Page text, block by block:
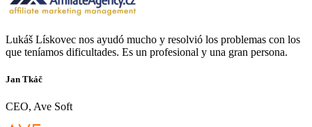
Lukáš Lískovec nos ayudó mucho y resolvió los problemas con los
que teníamos dificultades. Es un profesional y una gran persona.
Jan Tkáč
CEO, Ave Soft